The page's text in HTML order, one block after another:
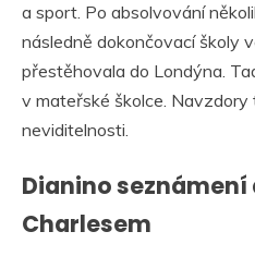
a sport. Po absolvování
následně dokončovací školy
přestěhovala do Londýna.
v mateřské školce. Navzdory
neviditelnosti.
Dianino seznámení
Charlesem